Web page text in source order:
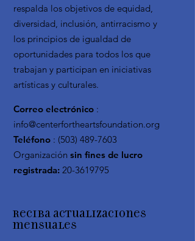
respalda los objetivos de equidad,
diversidad, inclusión, antirracismo y
los principios de igualdad de
oportunidades para todos los que
trabajan y participan en iniciativas
artísticas y culturales.
Correo electrónico :
info@centerfortheartsfoundation.org
Teléfono : (503) 489-7603
Organización sin fines de lucro
registrada: 20-3619795
Reciba actualizaciones
mensuales